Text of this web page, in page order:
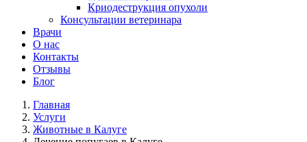
Криодеструкция опухоли
Консультации ветеринара
Врачи
О нас
Контакты
Отзывы
Блог
Главная
Услуги
Животные в Калуге